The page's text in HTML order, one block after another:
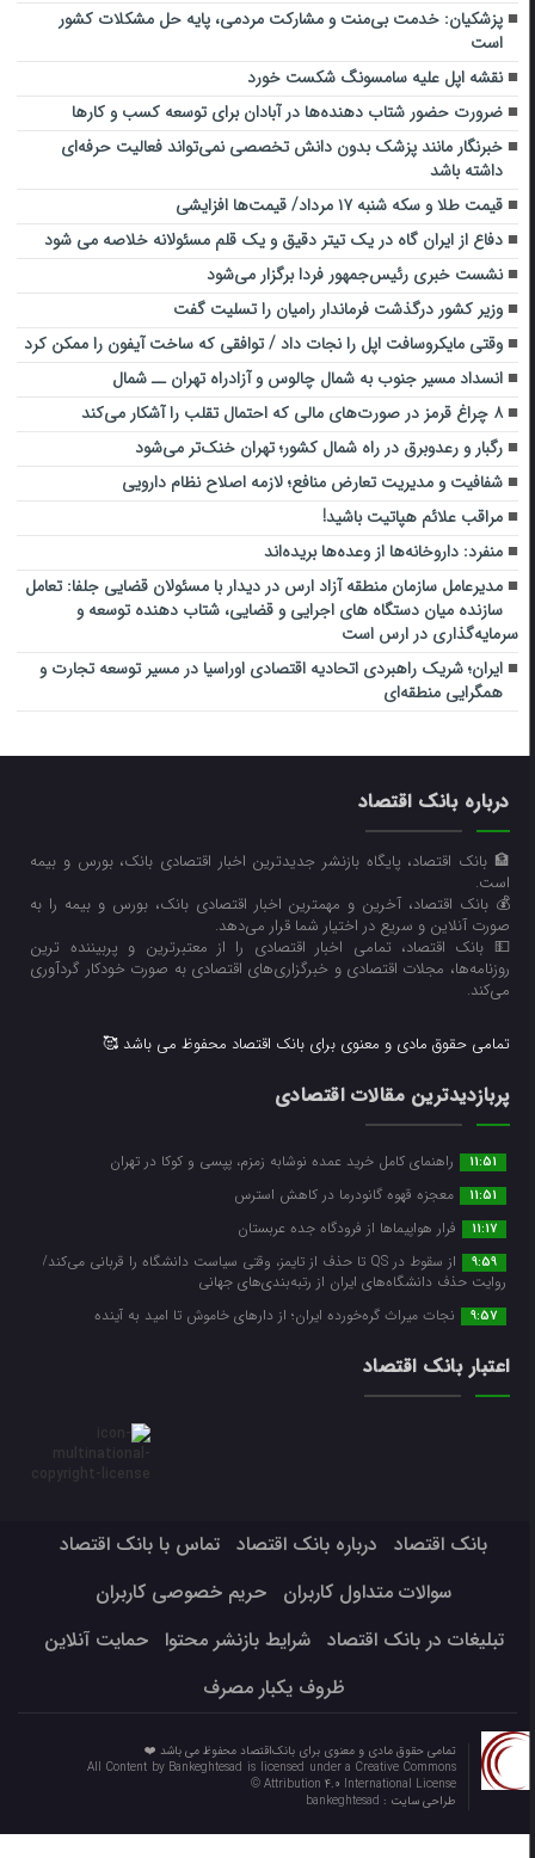
پزشکیان: خدمت بی‌منت و مشارکت مردمی، پایه حل مشکلات کشور
است
نقشه اپل علیه سامسونگ شکست خورد
ضرورت حضور شتاب ‌دهنده‌ها در آبادان برای توسعه کسب‌ و کارها
خبرنگار مانند پزشک بدون دانش تخصصی نمی‌تواند فعالیت حرفه‌ای
داشته باشد
قیمت طلا و سکه شنبه ۱۷ مرداد/ قیمت‌ها افزایشی
دفاع از ایران گاه در یک تیتر دقیق و یک قلم مسئولانه خلاصه می شود
نشست خبری رئیس‌جمهور فردا برگزار می‌شود
وزیر کشور درگذشت فرماندار رامیان را تسلیت گفت
وقتی مایکروسافت اپل را نجات داد / توافقی که ساخت آیفون را ممکن کرد
انسداد مسیر جنوب به شمال چالوس و آزادراه تهران ــ شمال
۸ چراغ قرمز در صورت‌های مالی که احتمال تقلب را آشکار می‌کند
رگبار و رعدوبرق در راه شمال کشور؛ تهران خنک‌تر می‌شود
شفافیت و مدیریت تعارض منافع؛ لازمه اصلاح نظام دارویی
مراقب علائم هپاتیت باشید!
منفرد: داروخانه‌ها از وعده‌ها بریده‌اند
مدیرعامل سازمان منطقه آزاد ارس در دیدار با مسئولان قضایی جلفا: تعامل
سازنده میان دستگاه‌ های اجرایی و قضایی، شتاب‌ دهنده توسعه و
سرمایه‌گذاری در ارس است
ایران؛ شریک راهبردی اتحادیه اقتصادی اوراسیا در مسیر توسعه تجارت و
همگرایی منطقه‌ای
درباره بانک اقتصاد
🏦 بانک اقتصاد، پایگاه بازنشر جدیدترین اخبار اقتصادی بانک، بورس و بیمه
است.
💰 بانک اقتصاد، آخرین و مهمترین اخبار اقتصادی بانک، بورس و بیمه را به
صورت آنلاین و سریع در اختیار شما قرار می‌‌دهد.
💵 بانک اقتصاد، تمامی اخبار اقتصادی را از معتبرترین و پربیننده ترین
روزنامه‌ها، مجلات اقتصادی و خبرگزاری‌های اقتصادی به صورت خودکار گردآوری
می‌کند.
تمامی حقوق مادی و معنوی برای بانک اقتصاد محفوظ می باشد 🥰
پربازدیدترین مقالات اقتصادی
11:51 راهنمای کامل خرید عمده نوشابه زمزم، پپسی و کوکا در تهران
11:51 معجزه قهوه گانودرما در کاهش استرس
11:17 فرار هواپیماها از فرودگاه جده عربستان
9:59
از سقوط در QS تا حذف از تایمز، وقتی سیاست دانشگاه را قربانی می‌کند/
روایت حذف دانشگاه‌های ایران از رتبه‌بندی‌های جهانی
9:57 نجات میراث گره‌خورده ایران؛ از دارهای خاموش تا امید به آینده
اعتبار بانک اقتصاد
بانک اقتصاد درباره بانک اقتصاد
تماس با بانک اقتصاد
سوالات متداول کاربران
حریم خصوصی کاربران
تبلیغات در بانک اقتصاد
شرایط بازنشر محتوا
حمایت آنلاین
ظروف یکبار مصرف
تمامی حقوق مادی و معنوی برای بانک‌اقتصاد محفوظ می باشد ❤️
All Content by Bankeghtesad is licensed under a Creative Commons
Attribution 4.0 International License ©️
طراحی سایت :